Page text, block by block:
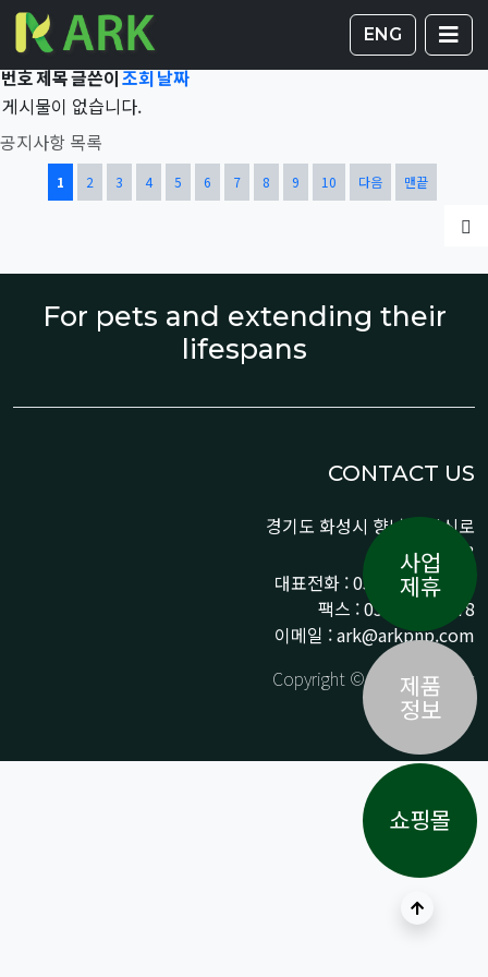
ENG
Total 42,153건1 페이지 게시판
공지사항 목록
번호제목글쓴이조회날짜
게시물이 없습니다.
열린
1 페이지
2
페이지3페이지4
페이지5페이지6
페이지7
페이지8
페이지9
페이지10
페이지 다음 맨끝
For pets and extending their
lifespans
CONTACT US
경기도 화성시 향남읍 상신로
290-13
대표전화 : 031-359-9776 /
팩스 : 031-359-9778
이메일 : ark@arkpnp.com
Copyright © ARK All Rights
Reserved.
상단으로
사업
제휴
제품
정보
쇼핑몰